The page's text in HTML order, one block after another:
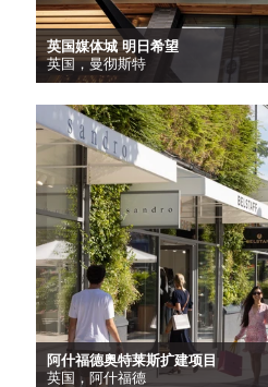
英国媒体城 明日希望
英国，曼彻斯特
阿什福德奥特莱斯扩建项目
英国，阿什福德